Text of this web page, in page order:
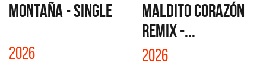
MONTAÑA - SINGLE
2026
MALDITO CORAZÓN
REMIX -...
2026